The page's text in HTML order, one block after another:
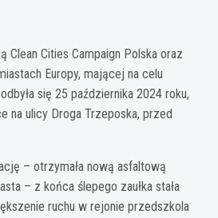
Cities Campaign Polska oraz
Europy, mającej na celu
się 25 października 2024 roku,
na ulicy Droga Trzeposka, przed
– otrzymała nową asfaltową
– z końca ślepego zaułka stała
ruchu w rejonie przedszkola